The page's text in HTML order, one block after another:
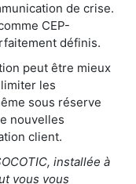
de crise.
CEP-
définis.
peut être mieux
les
sous réserve
nouvelles
client.
installée à
vous vous